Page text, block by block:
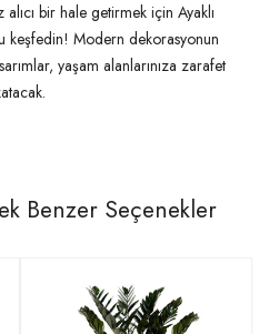
bir hale getirmek için Ayaklı
keşfedin! Modern dekorasyonun
yaşam alanlarınıza zarafet
Benzer Seçenekler